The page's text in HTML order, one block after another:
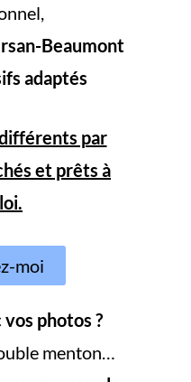
Beaumont
adaptés
par
et prêts à
moi
vos photos ?
menton…